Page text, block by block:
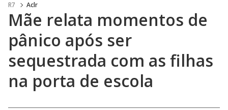
R7 Aclr
Mãe relata momentos de
pânico após ser
sequestrada com as filhas
na porta de escola